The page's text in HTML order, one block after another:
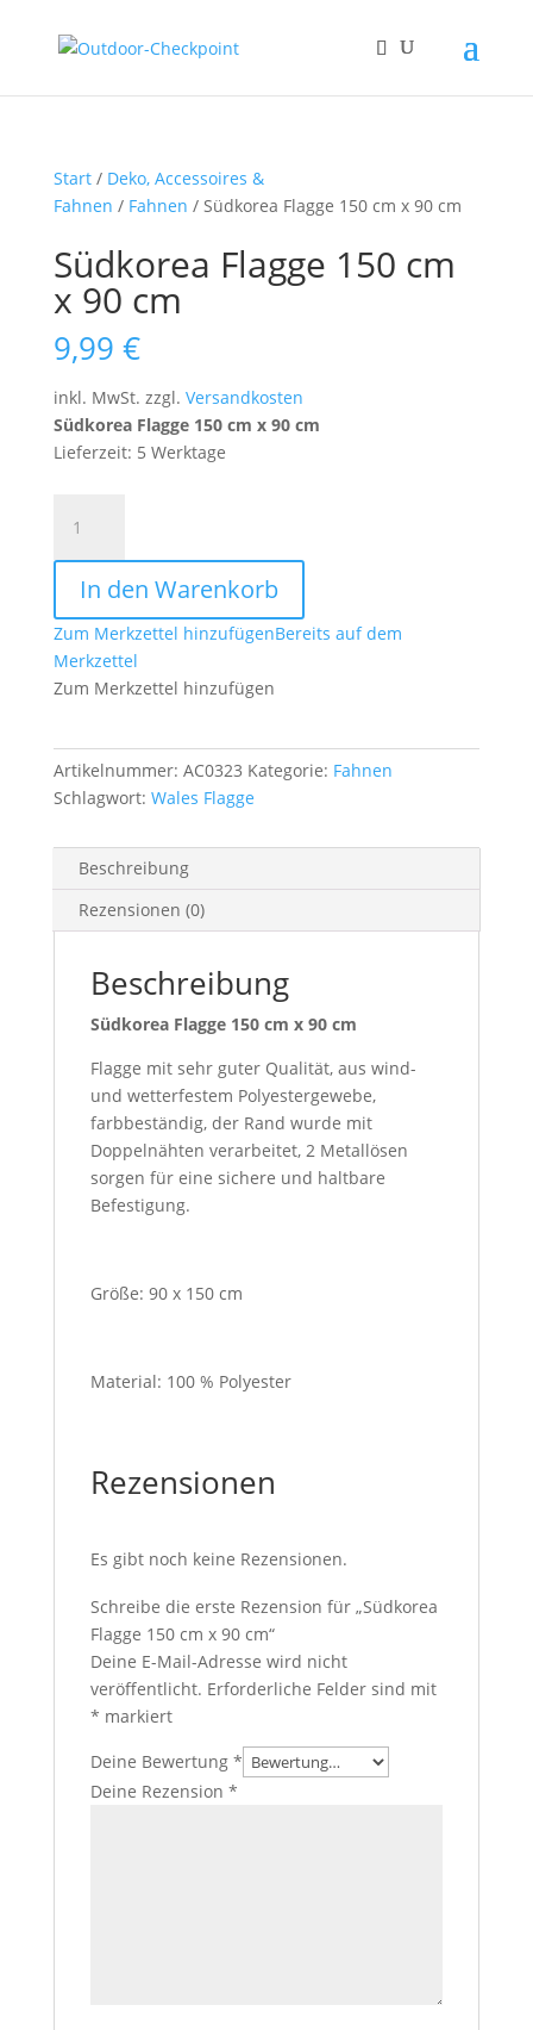
Start/ Deko, Accessoires &
Fahnen / Fahnen / Südkorea Flagge 150 cm x 90 cm
Südkorea Flagge 150 cm
x 90 cm
9,99 €
inkl. MwSt. zzgl. Versandkosten
Südkorea Flagge 150 cm x 90 cm
Lieferzeit: 5 Werktage
Flagge
150
x
90
cm
Menge
In den Warenkorb
Zum Merkzettel hinzufügenBereits auf dem
Merkzettel
Zum Merkzettel hinzufügen
Artikelnummer: AC0323 Kategorie: Fahnen
Schlagwort: Wales Flagge
Beschreibung
Rezensionen (0)
Beschreibung
Südkorea Flagge 150 cm x 90 cm
Flagge mit sehr guter Qualität, aus wind-
und wetterfestem Polyestergewebe,
farbbeständig, der Rand wurde mit
Doppelnähten verarbeitet, 2 Metallösen
sorgen für eine sichere und haltbare
Befestigung.
Größe: 90 x 150 cm
Material: 100 % Polyester
Rezensionen
Es gibt noch keine Rezensionen.
Schreibe die erste Rezension für „Südkorea
Flagge 150 cm x 90 cm“
Deine E-Mail-Adresse wird nicht
veröffentlicht. Erforderliche Felder sind mit
* markiert
Deine Bewertung *
Deine Rezension *